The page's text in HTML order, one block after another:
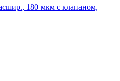
180 мкм с клапаном,